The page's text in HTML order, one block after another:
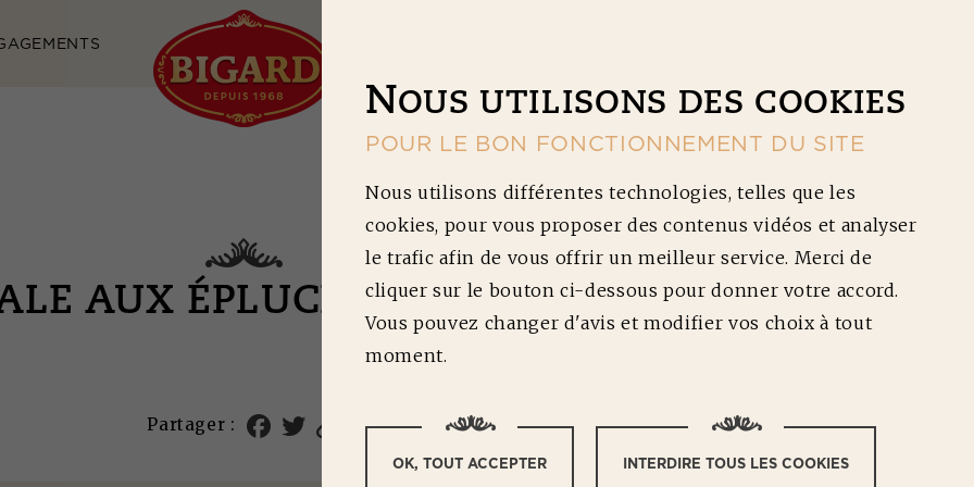
AUX ÉPLUCHURES DE LÉGUMES
Partager :
NOUS UTILISONS DES COOKIES
POUR LE BON FONCTIONNEMENT DU SITE
Nous utilisons différentes technologies, telles que les
cookies, pour vous proposer des contenus vidéos et analyser
le trafic afin de vous offrir un meilleur service. Merci de
cliquer sur le bouton ci-dessous pour donner votre accord.
Vous pouvez changer d'avis et modifier vos choix à tout
moment.
OK, TOUT ACCEPTER INTERDIRE TOUS LES COOKIES